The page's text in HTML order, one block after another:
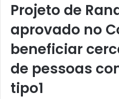
Projeto de
aprovado no
beneficiar
de pessoas
tipo1